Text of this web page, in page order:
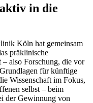
in die
Köln hat gemeinsam
präklinische
– also Forschung, die vor
für künftige
Wissenschaft im Fokus,
selbst – beim
der Gewinnung von